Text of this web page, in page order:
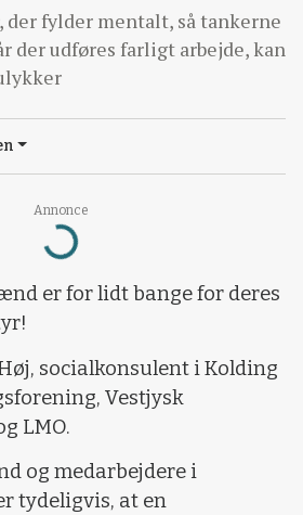
Annonce
Loading...
der fylder mentalt, så tankerne
der udføres farligt arbejde, kan
er for lidt bange for deres
socialkonsulent i Kolding
Vestjysk
LMO.
og medarbejdere i
tydeligvis, at en